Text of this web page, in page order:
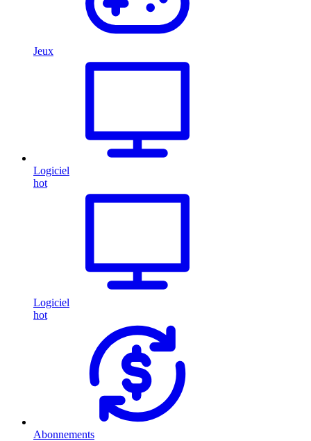
Jeux
Logiciel
hot
Logiciel
hot
Abonnements